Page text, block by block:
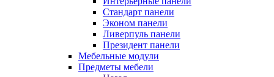
Стандарт панели
Эконом панели
Ливерпуль панели
Президент панели
Мебельные модули
Предметы мебели